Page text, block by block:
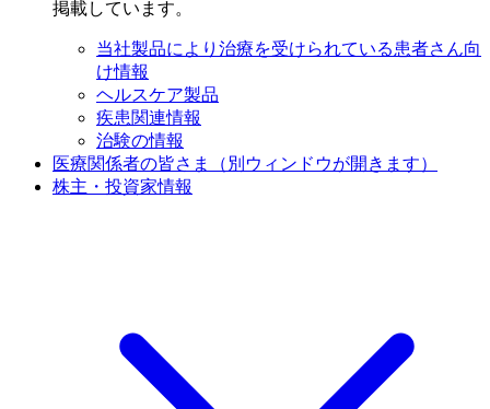
掲載しています。
当社製品により治療を受けられている患者さん向
け情報
ヘルスケア製品
疾患関連情報
治験の情報
医療関係者の皆さま
（別ウィンドウが開きます）
株主・投資家情報